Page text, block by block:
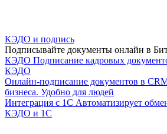
КЭДО и подпись
Подписывайте документы онлайн в
КЭДО Подписание кадровых
КЭДО
Онлайн-подписание документов в
бизнеса. Удобно для людей
Интеграция с 1С Автоматизирует
КЭДО и 1С